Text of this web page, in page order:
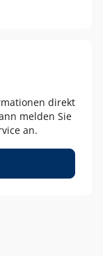
Umsetzungen
jeweils einer
direkt
melden Sie
an.